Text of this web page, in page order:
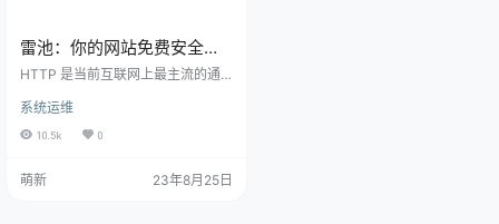
雷池：你的网站免费安全卫
士
HTTP 是当前互联网上最主流的通
使用建站工具轻松搭建一个新的网
站。今天推荐给大家的就是这样一
发布三个多月就斩获了 3K Star。
系统运维
10.5k 0
萌新 23年8月25日